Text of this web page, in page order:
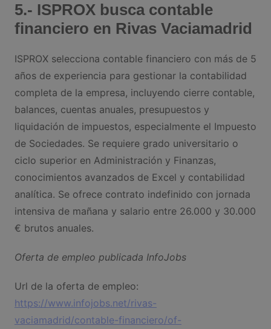
5.- ISPROX busca contable
financiero en Rivas Vaciamadrid
ISPROX selecciona contable financiero con más de 5
años de experiencia para gestionar la contabilidad
completa de la empresa, incluyendo cierre contable,
balances, cuentas anuales, presupuestos y
liquidación de impuestos, especialmente el Impuesto
de Sociedades. Se requiere grado universitario o
ciclo superior en Administración y Finanzas,
conocimientos avanzados de Excel y contabilidad
analítica. Se ofrece contrato indefinido con jornada
intensiva de mañana y salario entre 26.000 y 30.000
€ brutos anuales.
Oferta de empleo publicada InfoJobs
Url de la oferta de empleo:
https://www.infojobs.net/rivas-
vaciamadrid/contable-financiero/of-